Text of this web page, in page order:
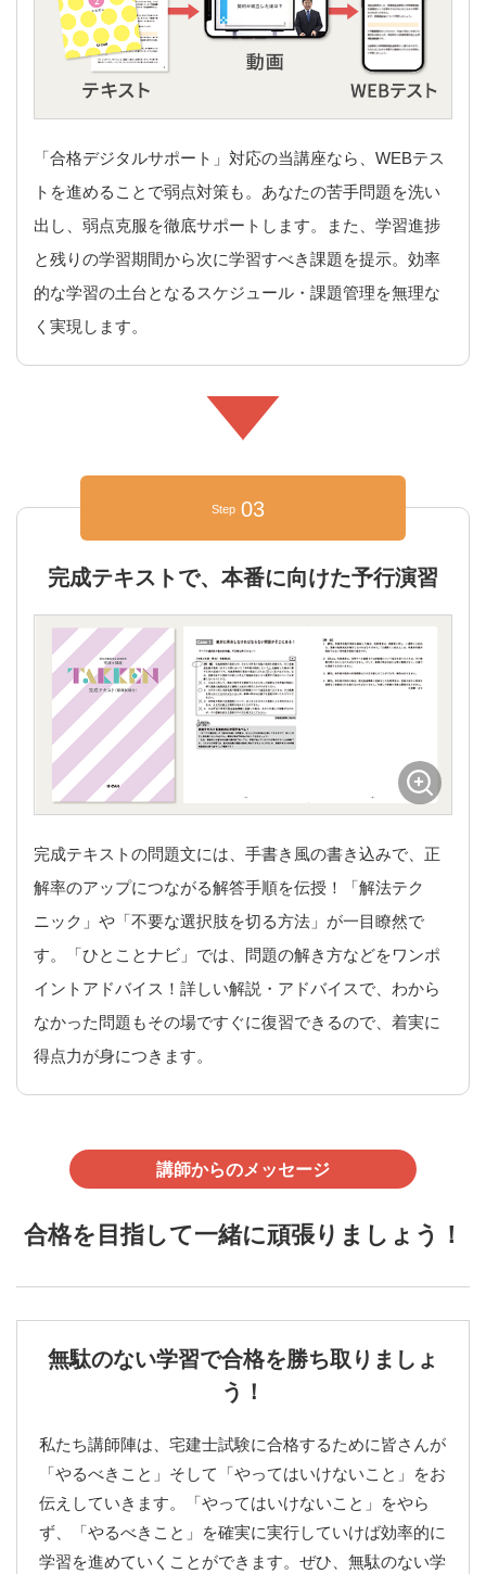
「合格デジタルサポート」対応の当講座なら、WEBテス
トを進めることで弱点対策も。あなたの苦手問題を洗い
出し、弱点克服を徹底サポートします。また、学習進捗
と残りの学習期間から次に学習すべき課題を提示。効率
的な学習の土台となるスケジュール・課題管理を無理な
く実現します。
Step 03
完成テキストで、本番に向けた予行演習
完成テキストの問題文には、手書き風の書き込みで、正
解率のアップにつながる解答手順を伝授！「解法テク
ニック」や「不要な選択肢を切る方法」が一目瞭然で
す。「ひとことナビ」では、問題の解き方などをワンポ
イントアドバイス！詳しい解説・アドバイスで、わから
なかった問題もその場ですぐに復習できるので、着実に
得点力が身につきます。
講師からのメッセージ
合格を目指して一緒に頑張りましょう！
無駄のない学習で合格を勝ち取りましょ
う！
私たち講師陣は、宅建士試験に合格するために皆さんが
「やるべきこと」そして「やってはいけないこと」をお
伝えしていきます。「やってはいけないこと」をやら
ず、「やるべきこと」を確実に実行していけば効率的に
学習を進めていくことができます。ぜひ、無駄のない学